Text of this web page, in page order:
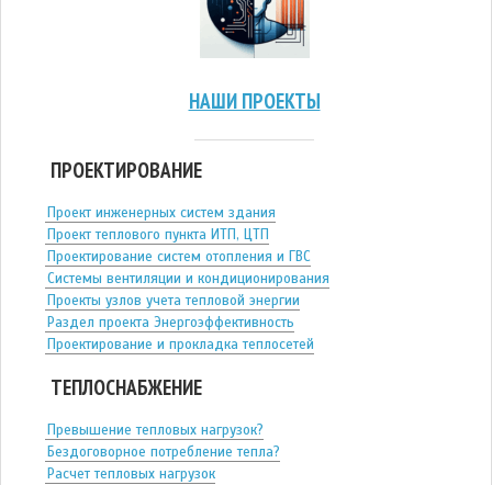
НАШИ ПРОЕКТЫ
ПРОЕКТИРОВАНИЕ
Проект инженерных систем здания
Проект теплового пункта ИТП, ЦТП
Проектирование систем отопления и ГВС
Системы вентиляции и кондиционирования
Проекты узлов учета тепловой энергии
Раздел проекта Энергоэффективность
Проектирование и прокладка теплосетей
ТЕПЛОСНАБЖЕНИЕ
Превышение тепловых нагрузок?
Бездоговорное потребление тепла?
Расчет тепловых нагрузок